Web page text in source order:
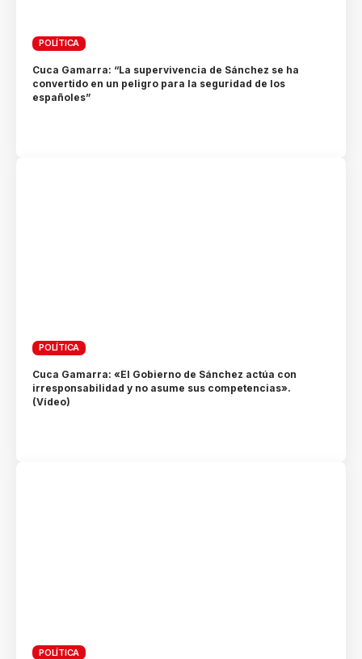
POLÍTICA
Cuca Gamarra: “La supervivencia de Sánchez se ha
convertido en un peligro para la seguridad de los
españoles”
POLÍTICA
Cuca Gamarra: «El Gobierno de Sánchez actúa con
irresponsabilidad y no asume sus competencias».
(Vídeo)
POLÍTICA